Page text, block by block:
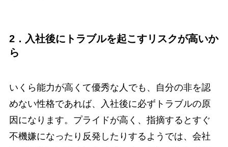
2．入社後にトラブルを起こすリスクが高いか
ら
いくら能力が高くて優秀な人でも、自分の非を認
めない性格であれば、入社後に必ずトラブルの原
因になります。プライドが高く、指摘するとすぐ
不機嫌になったり反発したりするようでは、会社